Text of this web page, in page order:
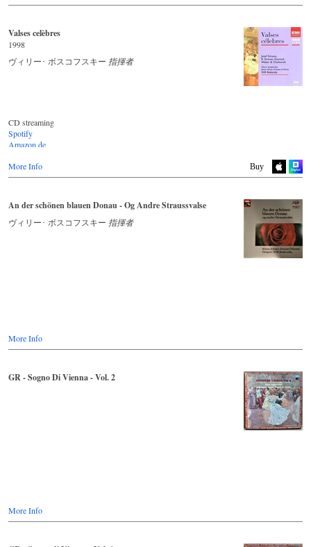
Valses celèbres
1998
ヴィリー･ ボスコフスキー 指揮者
CD streaming
Spotify
Amazon.de
Deezer.com
Apple Music
Buy
More Info
An der schönen blauen Donau - Og Andre Straussvalse
ヴィリー･ ボスコフスキー 指揮者
More Info
GR - Sogno Di Vienna - Vol. 2
More Info